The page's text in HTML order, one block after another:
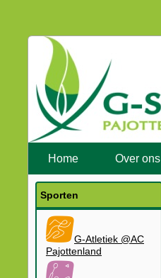
Home Over ons
Sporten
G-Atletiek @AC
Pajottenland